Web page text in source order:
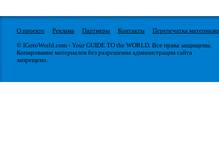
О проекте Реклама Партнеры Контакты
Перепечатка
© IGotoWorld.com - Your GUIDE TO the WORLD. Все права защищены.
Копирование материалов без разрешения администрации сайта
запрещено.